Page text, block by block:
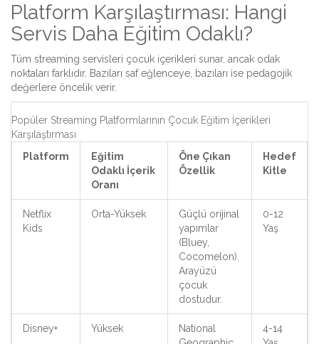
Platform Karşılaştırması: Hangi
Servis Daha Eğitim Odaklı?
Tüm streaming servisleri çocuk içerikleri sunar, ancak odak
noktaları farklıdır. Bazıları saf eğlenceye, bazıları ise pedagojik
değerlere öncelik verir.
Popüler Streaming Platformlarının Çocuk Eğitim İçerikleri
Karşılaştırması
Platform
Eğitim
Odaklı İçerik
Oranı
Öne Çıkan
Özellik
Hedef
Kitle
Netflix
Kids
Orta-Yüksek
Güçlü orijinal
yapımlar
(Bluey,
Cocomelon).
Arayüzü
çocuk
dostudur.
0-12
Yaş
Disney+ Yüksek
National
4-14